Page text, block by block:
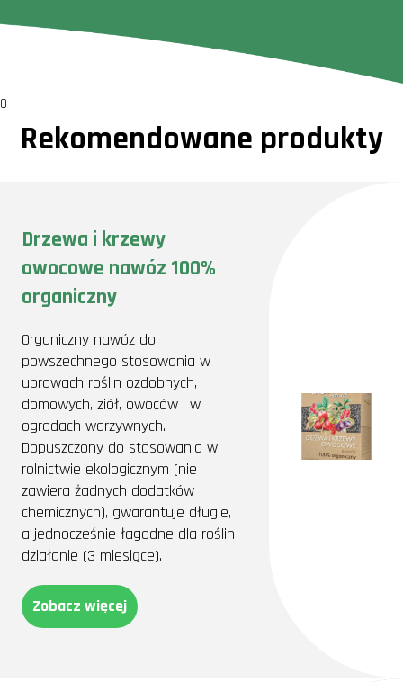
0
Rekomendowane produkty
Drzewa i krzewy
owocowe nawóz 100%
organiczny
Organiczny nawóz do
powszechnego stosowania w
uprawach roślin ozdobnych,
domowych, ziół, owoców i w
ogrodach warzywnych.
Dopuszczony do stosowania w
rolnictwie ekologicznym (nie
zawiera żadnych dodatków
chemicznych), gwarantuje długie,
a jednocześnie łagodne dla roślin
działanie (3 miesiące).
Zobacz więcej